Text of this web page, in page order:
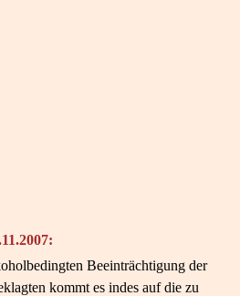
Beeinträchtigung der
kommt es indes auf die zu